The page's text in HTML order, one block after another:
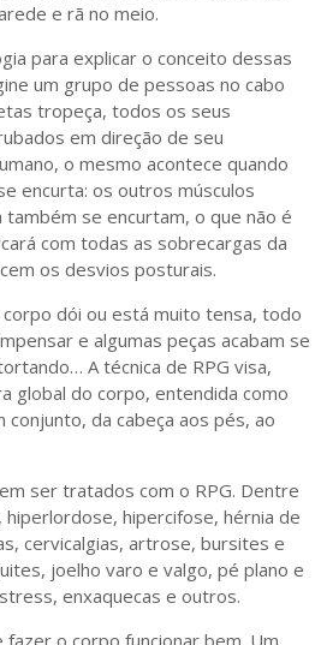
e rã no meio.
para explicar o conceito dessas
um grupo de pessoas no cabo
tropeça, todos os seus
em direção de seu
o mesmo acontece quando
encurta: os outros músculos
se encurtam, o que não é
com todas as sobrecargas da
os desvios posturais.
dói ou está muito tensa, todo
e algumas peças acabam se
A técnica de RPG visa,
global do corpo, entendida como
conjunto, da cabeça aos pés, ao
ser tratados com o RPG. Dentre
hipercifose, hérnia de
cervicalgias, artrose, bursites e
joelho varo e valgo, pé plano e
enxaquecas e outros.
o corpo funcionar bem. Um